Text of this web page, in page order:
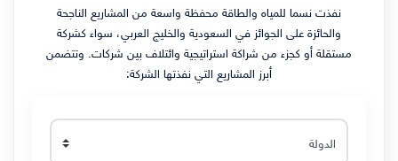
نفذت نسما للمياه والطاقة محفظة واسعة من المشاريع الناجحة
والحائزة على الجوائز في السعودية والخليج العربي، سواء كشركة
مستقلة أو كجزء من شراكة استراتيجية وائتلاف بين شركات. وتتضمن
أبرز المشاريع التي نفذتها الشركة: